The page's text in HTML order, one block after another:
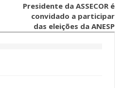
Presidente da ASSECOR é
convidado a participar
das eleições da ANESP